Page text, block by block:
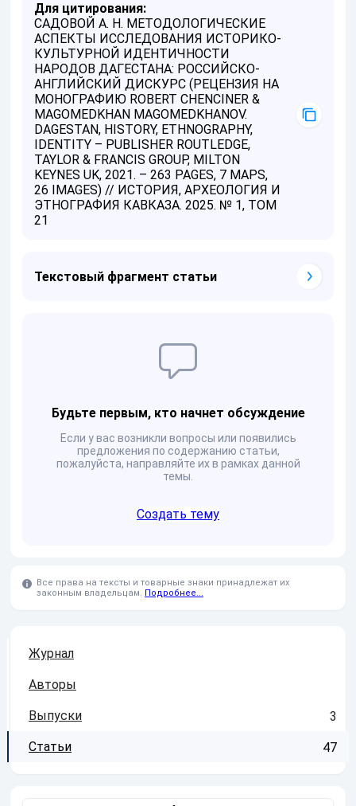
Для цитирования:
САДОВОЙ А. Н. МЕТОДОЛОГИЧЕСКИЕ
АСПЕКТЫ ИССЛЕДОВАНИЯ ИСТОРИКО-
КУЛЬТУРНОЙ ИДЕНТИЧНОСТИ
НАРОДОВ ДАГЕСТАНА: РОССИЙСКО-
АНГЛИЙСКИЙ ДИСКУРС (РЕЦЕНЗИЯ НА
МОНОГРАФИЮ ROBERT CHENCINER &
MAGOMEDKHAN MAGOMEDKHANOV.
DAGESTAN, HISTORY, ETHNOGRAPHY,
IDENTITY – PUBLISHER ROUTLEDGE,
TAYLOR & FRANCIS GROUP, MILTON
KEYNES UK, 2021. – 263 PAGES, 7 MAPS,
26 IMAGES) // ИСТОРИЯ, АРХЕОЛОГИЯ И
ЭТНОГРАФИЯ КАВКАЗА. 2025. № 1, ТОМ
21
Текстовый фрагмент статьи
Будьте первым, кто начнет обсуждение
Если у вас возникли вопросы или появились
предложения по содержанию статьи,
пожалуйста, направляйте их в рамках данной
темы.
Создать тему
Все права на тексты и товарные знаки принадлежат их
законным владельцам. Подробнее...
Журнал
Авторы
Выпуски 3
Статьи 47